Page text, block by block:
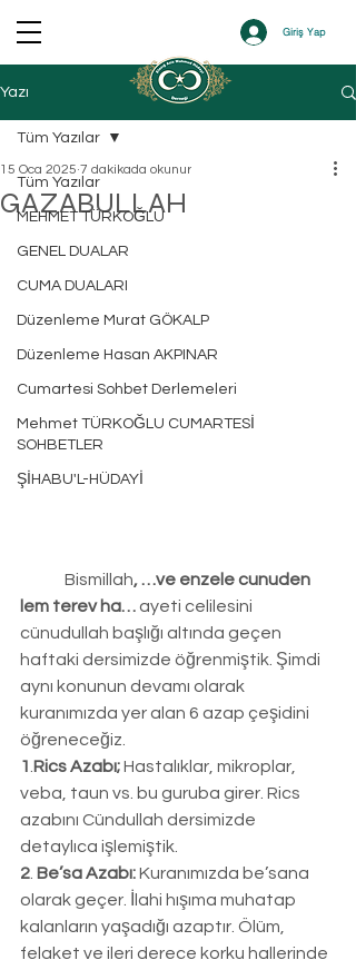
Giriş Yap
Yazı
Tüm Yazılar
MEHMET TÜRKOĞLU
GENEL DUALAR
CUMA DUALARI
Düzenleme Murat GÖKALP
Düzenleme Hasan AKPINAR
Cumartesi Sohbet Derlemeleri
Mehmet TÜRKOĞLU CUMARTESİ
SOHBETLER
ŞİHABU'L-HÜDAYİ
Tüm Yazılar
GAZABULLAH
15 Oca 2025 7 dakikada okunur
	Bismillah
, …ve enzele cunuden
lem terev ha… ayeti celilesini
cünudullah başlığı altında geçen
haftaki dersimizde öğrenmiştik. Şimdi
aynı konunun devamı olarak
kuranımızda yer alan 6 azap çeşidini
öğreneceğiz.
1 Rics Azabı; Hastalıklar, mikroplar,
veba, taun vs. bu guruba girer. Rics
azabını Cündullah dersimizde
detaylıca işlemiştik.
2 Be’sa Azabı: Kuranımızda be’sana
olarak geçer. İlahi hışıma muhatap
kalanların yaşadığı azaptır. Ölüm,
felaket ve ileri derece korku hallerinde